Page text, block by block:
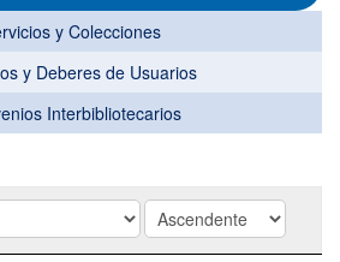
y Colecciones
y Deberes de Usuarios
Interbibliotecarios